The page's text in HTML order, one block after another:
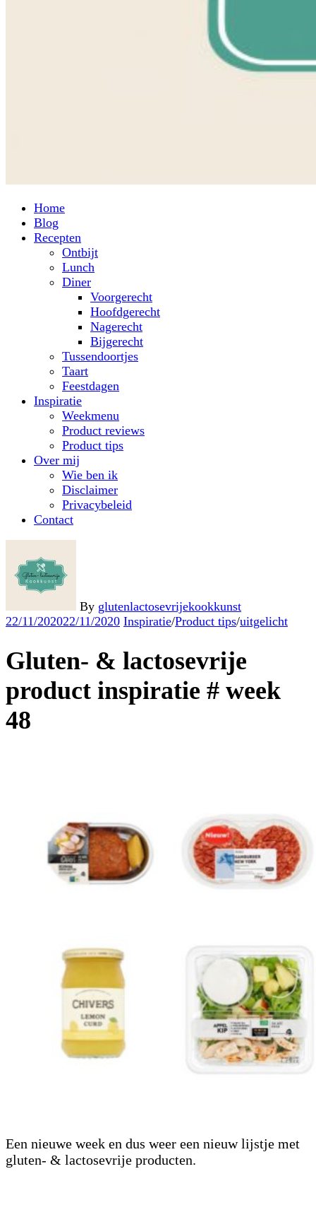
Primary
Menu
Home
Blog
Recepten
Ontbijt
Lunch
Diner
Voorgerecht
Hoofdgerecht
Nagerecht
Bijgerecht
Tussendoortjes
Taart
Feestdagen
Inspiratie
Weekmenu
Product reviews
Product tips
Over mij
Wie ben ik
Disclaimer
Privacybeleid
Contact
By glutenlactosevrijekookkunst
22/11/202022/11/2020 Inspiratie/Product tips/uitgelicht
Gluten- & lactosevrije
product inspiratie # week
48
Een nieuwe week en dus weer een nieuw lijstje met
gluten- & lactosevrije producten.